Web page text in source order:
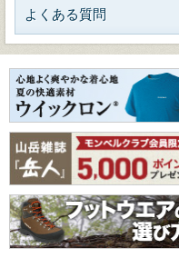
よくある質問